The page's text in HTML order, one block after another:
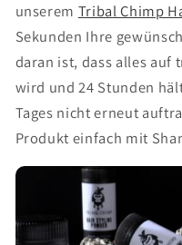
unserem Tribal Chimp
Sekunden Ihre
daran ist, dass alles auf
wird und 24 Stunden
Tages nicht erneut
Produkt einfach mit